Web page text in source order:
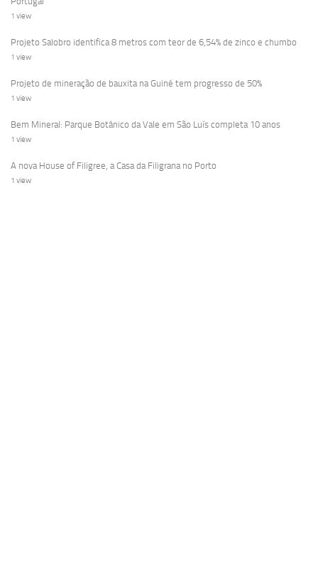
1 view
Projeto Salobro identifica 8 metros com teor de 6,54% de zinco e chumbo
1 view
Projeto de mineração de bauxita na Guiné tem progresso de 50%
1 view
Bem Mineral: Parque Botânico da Vale em São Luís completa 10 anos
1 view
A nova House of Filigree, a Casa da Filigrana no Porto
1 view